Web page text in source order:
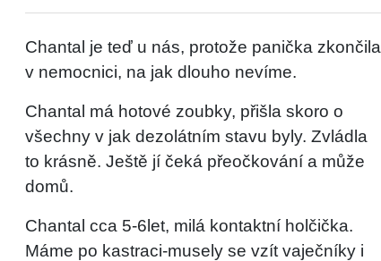
Chantal je teď u nás, protože panička zkončila
v nemocnici, na jak dlouho nevíme.
Chantal má hotové zoubky, přišla skoro o
všechny v jak dezolátním stavu byly. Zvládla
to krásně. Ještě jí čeká přeočkování a může
domů.
Chantal cca 5-6let, milá kontaktní holčička.
Máme po kastraci-musely se vzít vaječníky i